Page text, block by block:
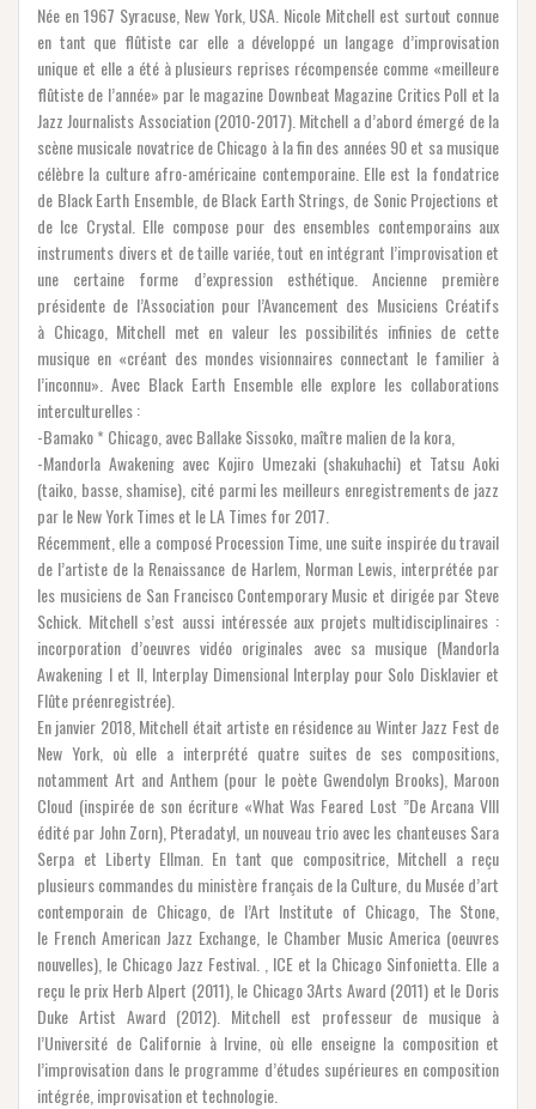
Née en 1967 Syracuse, New York, USA. Nicole Mitchell est surtout connue
en tant que flûtiste car elle a développé un langage d’improvisation
unique et elle a été à plusieurs reprises récompensée comme «meilleure
flûtiste de l’année» par le magazine Downbeat Magazine Critics Poll et la
Jazz Journalists Association (2010-2017). Mitchell a d’abord émergé de la
scène musicale novatrice de Chicago à la fin des années 90 et sa musique
célèbre la culture afro-américaine contemporaine. Elle est la fondatrice
de Black Earth Ensemble, de Black Earth Strings, de Sonic Projections et
de Ice Crystal. Elle compose pour des ensembles contemporains aux
instruments divers et de taille variée, tout en intégrant l’improvisation et
une certaine forme d’expression esthétique. Ancienne première
présidente de l’Association pour l’Avancement des Musiciens Créatifs
à Chicago, Mitchell met en valeur les possibilités infinies de cette
musique en «créant des mondes visionnaires connectant le familier à
l’inconnu». Avec Black Earth Ensemble elle explore les collaborations
interculturelles :
-Bamako * Chicago, avec Ballake Sissoko, maître malien de la kora,
-Mandorla Awakening avec Kojiro Umezaki (shakuhachi) et Tatsu Aoki
(taiko, basse, shamise), cité parmi les meilleurs enregistrements de jazz
par le New York Times et le LA Times for 2017.
Récemment, elle a composé Procession Time, une suite inspirée du travail
de l’artiste de la Renaissance de Harlem, Norman Lewis, interprétée par
les musiciens de San Francisco Contemporary Music et dirigée par Steve
Schick. Mitchell s’est aussi intéressée aux projets multidisciplinaires :
incorporation d’oeuvres vidéo originales avec sa musique (Mandorla
Awakening I et II, Interplay Dimensional Interplay pour Solo Disklavier et
Flûte préenregistrée).
En janvier 2018, Mitchell était artiste en résidence au Winter Jazz Fest de
New York, où elle a interprété quatre suites de ses compositions,
notamment Art and Anthem (pour le poète Gwendolyn Brooks), Maroon
Cloud (inspirée de son écriture «What Was Feared Lost ”De Arcana VIII
édité par John Zorn), Pteradatyl, un nouveau trio avec les chanteuses Sara
Serpa et Liberty Ellman. En tant que compositrice, Mitchell a reçu
plusieurs commandes du ministère français de la Culture, du Musée d’art
contemporain de Chicago, de l’Art Institute of Chicago, The Stone,
le French American Jazz Exchange, le Chamber Music America (oeuvres
nouvelles), le Chicago Jazz Festival. , ICE et la Chicago Sinfonietta. Elle a
reçu le prix Herb Alpert (2011), le Chicago 3Arts Award (2011) et le Doris
Duke Artist Award (2012). Mitchell est professeur de musique à
l’Université de Californie à Irvine, où elle enseigne la composition et
l’improvisation dans le programme d’études supérieures en composition
intégrée, improvisation et technologie.